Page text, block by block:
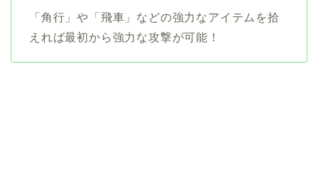
「角行」や「飛車」などの強力なアイテムを拾
えれば最初から強力な攻撃が可能！